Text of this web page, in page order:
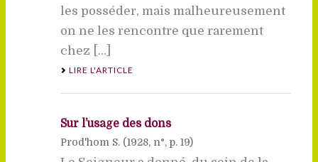
les posséder, mais malheureusement
on ne les rencontre que rarement
chez [...]
LIRE L'ARTICLE
Sur l’usage des dons
Prod'hom S. (1928, n°, p. 19)